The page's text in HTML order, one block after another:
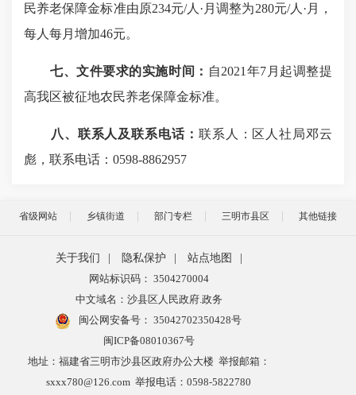
民养老保障金标准由原234元/人·月调整为280元/人·月，
每人每月增加46元。
七、文件要求的实施时间： 自2021年7月起调整提
高我区被征地农民养老保障金标准。
八、联系人及联系电话： 联系人：区人社局邓云
彪，联系电话：0598-8862957
省级网站 乡镇街道 部门专栏 三明市县区 其他链接
关于我们 隐私保护 站点地图
网站标识码： 3504270004
中文域名：沙县区人民政府.政务
闽公网安备号： 35042702350428号
闽ICP备08010367号
地址：福建省三明市沙县区政府办公大楼 举报邮箱：
sxxx780@126.com 举报电话：0598-5822780